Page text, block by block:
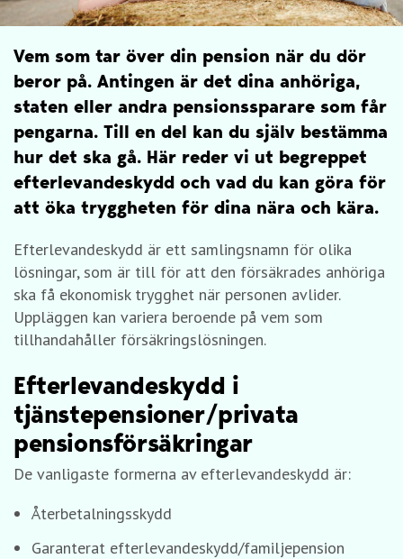
Vem som tar över din pension när du dör
beror på. Antingen är det dina anhöriga,
staten eller andra pensionssparare som får
pengarna. Till en del kan du själv bestämma
hur det ska gå. Här reder vi ut begreppet
efterlevandeskydd och vad du kan göra för
att öka tryggheten för dina nära och kära.
Efterlevandeskydd är ett samlingsnamn för olika
lösningar, som är till för att den försäkrades anhöriga
ska få ekonomisk trygghet när personen avlider.
Uppläggen kan variera beroende på vem som
tillhandahåller försäkringslösningen.
Efterlevandeskydd i
tjänstepensioner/privata
pensionsförsäkringar
De vanligaste formerna av efterlevandeskydd är:
Återbetalningsskydd
Garanterat efterlevandeskydd/familjepension